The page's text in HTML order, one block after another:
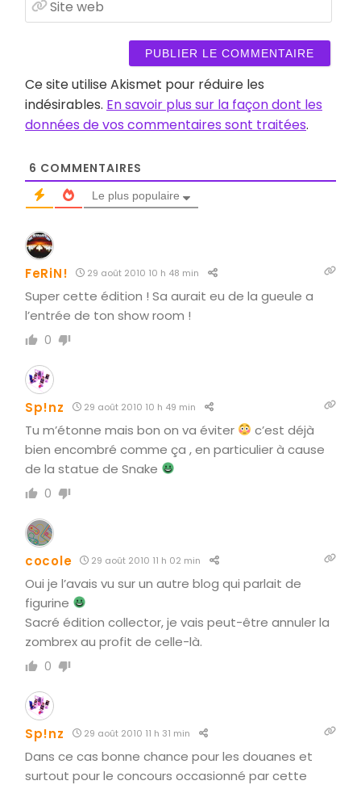
web
Ce site utilise Akismet pour réduire les
indésirables. En savoir plus sur la façon dont les
données de vos commentaires sont traitées.
6 COMMENTAIRES
Le plus populaire
FeRiN! 29 août 2010 10 h 48 min
Super cette édition ! Sa aurait eu de la gueule a
l’entrée de ton show room !
0
Sp!nz 29 août 2010 10 h 49 min
Tu m’étonne mais bon on va éviter
c’est déjà
bien encombré comme ça , en particulier à cause
de la statue de Snake
0
cocole 29 août 2010 11 h 02 min
Oui je l’avais vu sur un autre blog qui parlait de
figurine
Sacré édition collector, je vais peut-être annuler la
zombrex au profit de celle-là.
0
Sp!nz 29 août 2010 11 h 31 min
Dans ce cas bonne chance pour les douanes et
surtout pour le concours occasionné par cette